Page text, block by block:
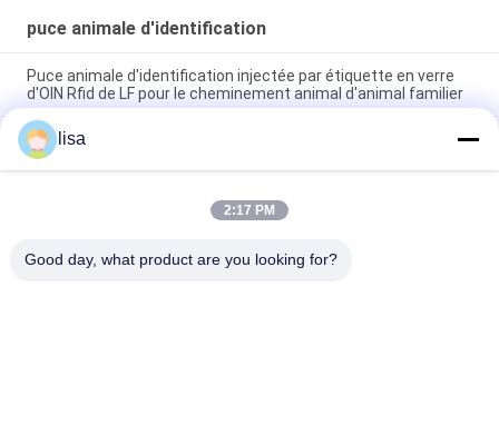
puce animale d'identification
Puce animale d'identification injectée par étiquette en verre
d'OIN Rfid de LF pour le cheminement animal d'animal familier
Identité animale injectable Chip For Dogs Tracking de la puce
134.2KHz d'identification des transpondeurs ICAR
Étiquette en verre FDX - B 134.2KHz ISO11784/11785
transpondeurs injectables de puce animale d'identification de
lisa
2:17 PM
Good day, what product are you looking for?